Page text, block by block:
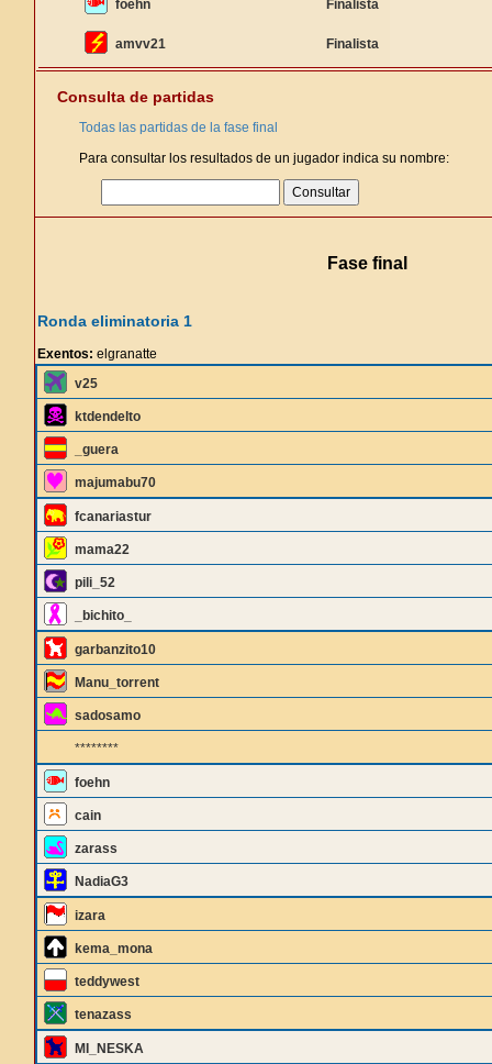
foehn Finalista
amvv21 Finalista
Consulta de partidas
Todas las partidas de la fase final
Para consultar los resultados de un jugador indica su nombre:
Fase final
Ronda eliminatoria 1
Exentos: elgranatte
v25
ktdendelto
_guera
majumabu70
fcanariastur
mama22
pili_52
_bichito_
garbanzito10
Manu_torrent
sadosamo
********
foehn
cain
zarass
NadiaG3
izara
kema_mona
teddywest
tenazass
MI_NESKA